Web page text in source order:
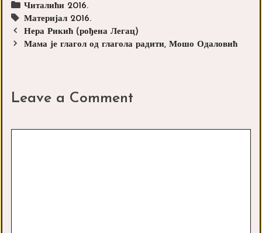
Categories
Читалићи 2016.
Tags
Материјал 2016.
Post
navigation
Нера Рикић (рођена Легац)
Мама је глагол од глагола радити, Мошо Одаловић
Leave a Comment